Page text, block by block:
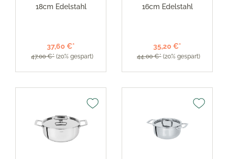
18cm Edelstahl
37,60 €*
47,00 €* (20% gespart)
16cm Edelstahl
35,20 €*
44,00 €* (20% gespart)